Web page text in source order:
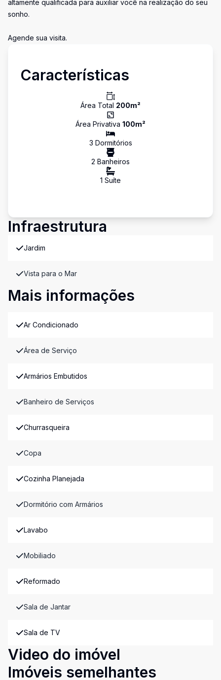
altamente qualificada para auxiliar você na realização do seu
sonho.
Agende sua visita.
Características
Área Total 200m²
Área Privativa 100m²
3 Dormitórios
2 Banheiros
1 Suíte
Infraestrutura
Jardim
Vista para o Mar
Mais informações
Ar Condicionado
Área de Serviço
Armários Embutidos
Banheiro de Serviços
Churrasqueira
Copa
Cozinha Planejada
Dormitório com Armários
Lavabo
Mobiliado
Reformado
Sala de Jantar
Sala de TV
Video do imóvel
Imóveis semelhantes